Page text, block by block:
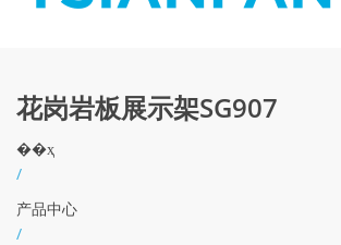
花岗岩板展示架SG907
��ҳ
/
产品中心
/